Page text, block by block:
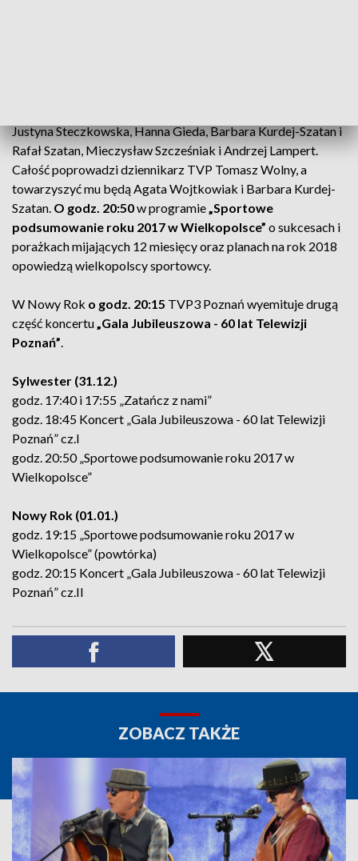
Justyna Steczkowska, Hanna Gieda, Barbara Kurdej-Szatan i
Rafał Szatan, Mieczysław Szcześniak i Andrzej Lampert.
Całość poprowadzi dziennikarz TVP Tomasz Wolny, a
towarzyszyć mu będą Agata Wojtkowiak i Barbara Kurdej-
Szatan. O godz. 20:50w programie„Sportowe
podsumowanie roku 2017 w Wielkopolsce” o sukcesach i
porażkach mijających 12 miesięcy oraz planach na rok 2018
opowiedzą wielkopolscy sportowcy.
W Nowy Rok o godz. 20:15 TVP3 Poznań wyemituje drugą
część koncertu„Gala Jubileuszowa - 60 lat Telewizji
Poznań”.
Sylwester (31.12.)
godz. 17:40 i 17:55 „Zatańcz z nami”
godz. 18:45 Koncert „Gala Jubileuszowa - 60 lat Telewizji
Poznań” cz.I
godz. 20:50 „Sportowe podsumowanie roku 2017 w
Wielkopolsce”
Nowy Rok (01.01.)
godz. 19:15 „Sportowe podsumowanie roku 2017 w
Wielkopolsce” (powtórka)
godz. 20:15 Koncert „Gala Jubileuszowa - 60 lat Telewizji
Poznań” cz.II
ZOBACZ TAKŻE